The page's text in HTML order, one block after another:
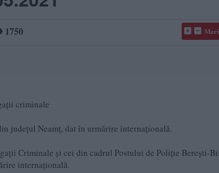
1750
criminale
judeţul Neamţ, dat în urmărire internaţională.
Criminale şi cei din cadrul Postului de Poliţie Bereşti-
internaţională.